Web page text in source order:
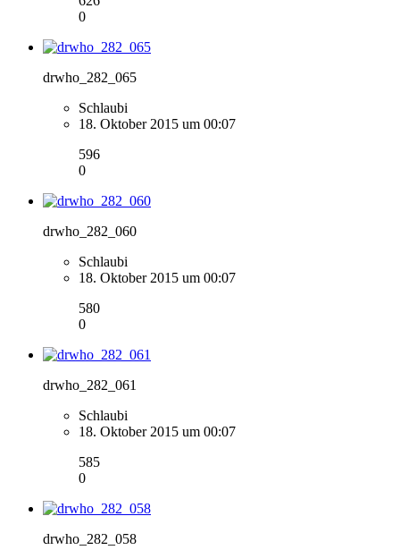
0
drwho_282_065
Schlaubi
18. Oktober 2015 um 00:07
596
0
drwho_282_060
Schlaubi
18. Oktober 2015 um 00:07
580
0
drwho_282_061
Schlaubi
18. Oktober 2015 um 00:07
585
0
drwho_282_058